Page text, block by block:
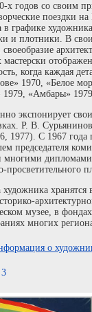
х годов со своим
поездки
в графике
и плотники. В
когда каждая
1970, «Белое
«Амбары»
экспонирует
Р. В.
1977). С 1967 года
председателя
просветительного
хранятся
музее, в
многих
о